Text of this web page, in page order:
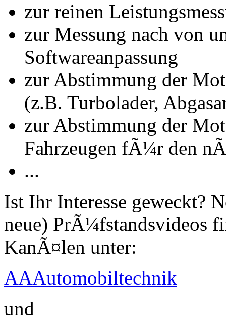
zur reinen
zur Messung nach von
Softwareanpassung
zur Abstimmung der
(z.B. Turbolader,
zur Abstimmung der
Fahrzeugen fÃ¼r den
...
Ist Ihr Interesse geweckt?
neue) PrÃ¼fstandsvideos
KanÃ¤len unter:
AAAutomobiltechnik
und